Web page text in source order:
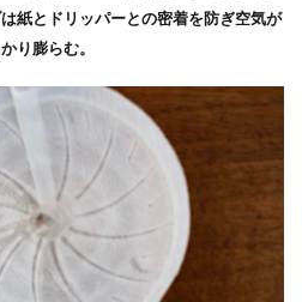
紙とドリッパーとの密着を防ぎ空気が
り膨らむ。